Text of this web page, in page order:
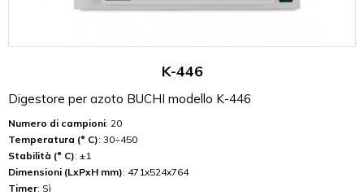
K-446
Digestore per azoto BUCHI modello K-446
Numero di campioni: 20
Temperatura (° C): 30÷450
Stabilità (° C): ±1
Dimensioni (LxPxH mm): 471x524x764
Timer: Sì